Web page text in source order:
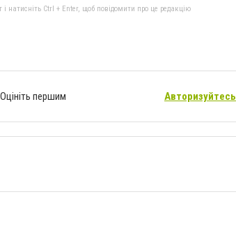
натисніть Ctrl + Enter, щоб повідомити про це редакцію
Оцініть першим Авторизуйтесь